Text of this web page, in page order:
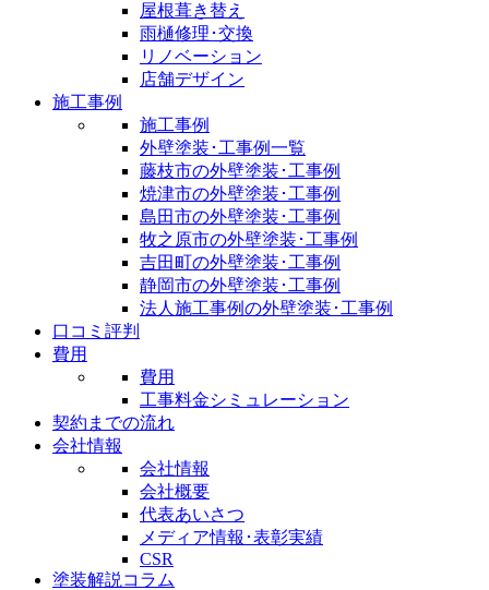
屋根葺き替え
雨樋修理･交換
リノベーション
店舗デザイン
施工事例
施工事例
外壁塗装･工事例一覧
藤枝市の外壁塗装･工事例
焼津市の外壁塗装･工事例
島田市の外壁塗装･工事例
牧之原市の外壁塗装･工事例
吉田町の外壁塗装･工事例
静岡市の外壁塗装･工事例
法人施工事例の外壁塗装･工事例
口コミ評判
費用
費用
工事料金シミュレーション
契約までの流れ
会社情報
会社情報
会社概要
代表あいさつ
メディア情報･表彰実績
CSR
塗装解説コラム